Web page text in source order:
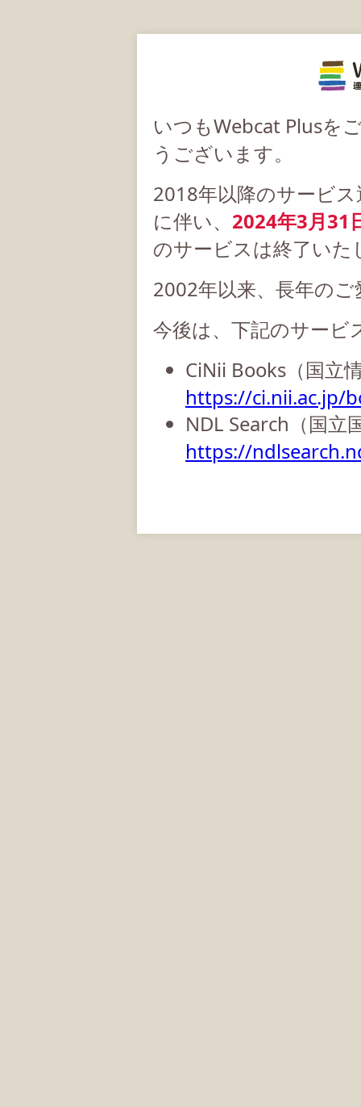
いつもWebcat Plusを
うございます。
2018年以降のサービ
に伴い、 2024年3月31
のサービスは終了いた
2002年以来、長年の
今後は、下記のサービ
CiNii Books（国立
https://ci.nii.ac.jp/
NDL Search（国立
https://